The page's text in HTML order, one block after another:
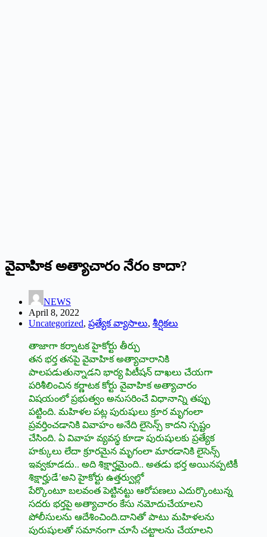
వైవాహిక అత్యాచారం నేరం కాదా?
NEWS
April 8, 2022
Uncategorized, ప్రత్యేక వ్యాసాలు, శీర్షికలు
తాజాగా కర్నాటక హైకోర్టు తీర్పు
తన భర్త తనపై వైవాహిక అత్యాచారానికి
పాలపడుతున్నాడని భార్య పిటీషన్ దాఖలు చేయగా
పరిశీలించిన కర్ణాటక కోర్టు వైవాహిక అత్యాచారం
విషయంలో ప్రభుత్వం అనుసరించే విధానాన్ని తప్పు
పట్టింది. మహిళల పట్ల పురుషులు క్రూర మృగంలా
ప్రవర్తించడానికి వివాహం అనేది లైసెన్స్ కాదని స్పష్టం
చేసింది. ఏ వివాహ వ్యవస్థ కూడా పురుషులకు ప్రత్యేక
హక్కులు లేదా క్రూరమైన మృగంలా మారడానికి లైసెన్స్
ఇవ్వకూడదు.. అది శిక్షార్హమైంది.. అతడు భర్త అయినప్పటికీ
శిక్షార్హుడే’అని హైకోర్టు ఉత్తర్వుల్లో
పేర్కొంటూ బలవంత పెట్టినట్టు ఆరోపణలు ఎదుర్కొంటున్న
సదరు భర్తపై అత్యాచారం కేసు నమోదుచేయాలని
పోలీసులను ఆదేశించింది.దానితో పాటు మహిళలను
పురుషులతో సమానంగా చూసే చట్టాలను చేయాలని